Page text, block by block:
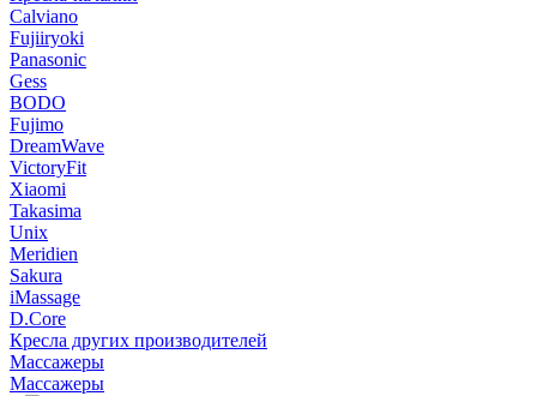
Calviano
Fujiiryoki
Panasonic
Gess
BODO
Fujimo
DreamWave
VictoryFit
Xiaomi
Takasima
Unix
Meridien
Sakura
iMassage
D.Core
Кресла других производителей
Массажеры
Массажеры